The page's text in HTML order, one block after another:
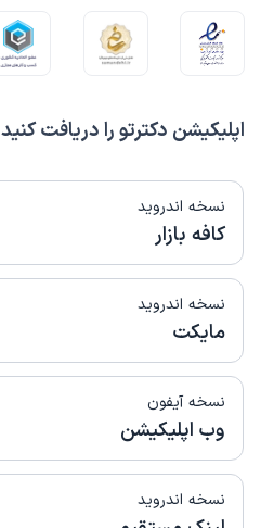
اپلیکیشن دکترتو را دریافت کنید
نسخه اندروید
کافه بازار
نسخه اندروید
مایکت
نسخه آیفون
وب اپلیکیشن
نسخه اندروید